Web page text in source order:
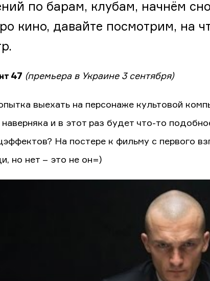
по барам, клубам, начнём
кино, давайте посмотрим, на
47 (премьера в Украине 3 сентября)
выехать на персонаже культовой
наверняка и в этот раз будет что-то
На постере к фильму с первого
но нет – это не он=)